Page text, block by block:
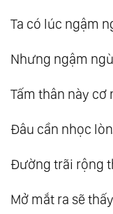
183.
Tan
Giáo Dục
185. Cả Thế
186.Tình Yêu
Không Phân
188. Bình
189.Chuyển
Ta có lúc ngậm
Nhưng ngậm
Tấm thân này cơ
Đâu cần nhọc
Đường trãi rộng
Mở mắt ra sẽ thấy